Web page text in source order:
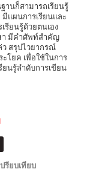
านก็สามารถเรียนรู้
แผนการเรียนและ
รียนรู้ด้วยตนเอง
า มีคำศัพท์สำคัญ
สรุปไวยากรณ์
โยค เพื่อใช้ในการ
นรู้ลำดับการเขียน
รียบเทียบ